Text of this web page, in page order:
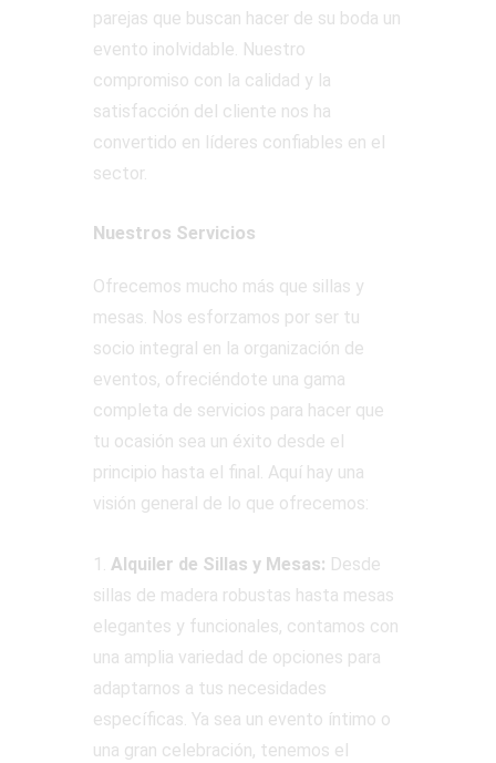
parejas que buscan hacer de su boda un
evento inolvidable. Nuestro
compromiso con la calidad y la
satisfacción del cliente nos ha
convertido en líderes confiables en el
sector.
Nuestros Servicios
Ofrecemos mucho más que sillas y
mesas. Nos esforzamos por ser tu
socio integral en la organización de
eventos, ofreciéndote una gama
completa de servicios para hacer que
tu ocasión sea un éxito desde el
principio hasta el final. Aquí hay una
visión general de lo que ofrecemos:
1. Alquiler de Sillas y Mesas: Desde
sillas de madera robustas hasta mesas
elegantes y funcionales, contamos con
una amplia variedad de opciones para
adaptarnos a tus necesidades
específicas. Ya sea un evento íntimo o
una gran celebración, tenemos el